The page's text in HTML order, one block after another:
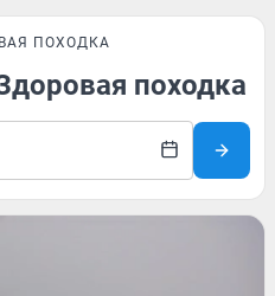
ПОХОДКА
походка